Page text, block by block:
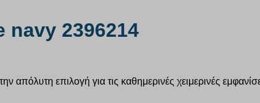
navy 2396214
επιλογή για τις καθημερινές χειμερινές